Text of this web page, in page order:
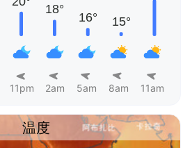
11pm 2am 5am 8am 11am
温度